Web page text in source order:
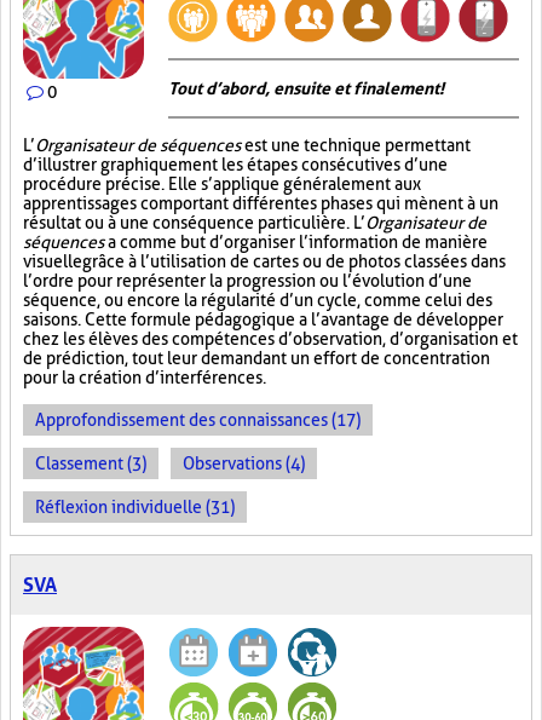
0 Tout d’abord, ensuite et finalement!
L’Organisateur de séquencesest une technique permettant
d’illustrer graphiquement les étapes consécutives d’une
procédure précise. Elle s’applique généralement aux
apprentissages comportant différentes phases qui mènent à un
résultat ou à une conséquence particulière. L’Organisateur de
séquencesa comme but d’organiser l’information de manière
visuellegrâce à l’utilisation de cartes ou de photos classées dans
l’ordre pour représenter la progression ou l’évolution d’une
séquence, ou encore la régularité d’un cycle, comme celui des
saisons. Cette formule pédagogique a l’avantage de développer
chez les élèves des compétences d’observation, d’organisation et
de prédiction, tout leur demandant un effort de concentration
pour la création d’interférences.
Approfondissement des connaissances (17)
Classement (3) Observations (4)
Réflexion individuelle (31)
SVA